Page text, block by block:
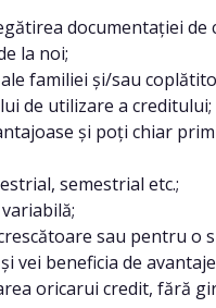
documentației de
la noi;
familiei și/sau
de utilizare a creditului;
și poți chiar
semestrial etc.;
sau pentru o
vei beneficia de
oricarui credit, fără